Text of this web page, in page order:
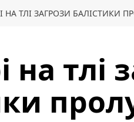
НА ТЛІ ЗАГРОЗИ БАЛІСТИКИ
на тлі